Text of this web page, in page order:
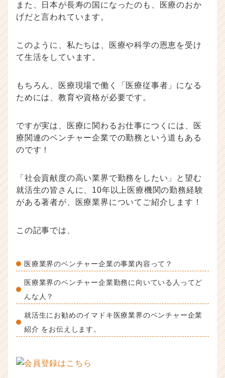
業
か
カ
ウ
が
届
く
活
ア
キ
ャ
e
r
C
r
e
e
r）
また、日本が長寿の国になったのも、医療のおか
げだと言われています。
このように、私たちは、医療や科学の恩恵を受け
て生活をしています。
もちろん、医療現場で働く「医療従事者」になる
ためには、教育や資格が必要です。
ですが実は、医療に関わるお仕事につくには、医
療関連のベンチャー企業での勤務という道もある
のです！
「社会貢献度の高い業界で勤務をしたい」と望む
就活生の皆さんに、10年以上医療機関の勤務経験
がある著者が、医療業界についてご紹介します！
この記事では、
医療業界のベンチャー企業の事業内容って？
医療業界のベンチャー企業勤務に向いている人ってど
んな人？
就活生にお勧めのイマドキ医療業界のベンチャー企業
紹介 をお伝えします。